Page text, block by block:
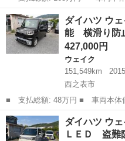
名： ダイハツ ■ 車種名： ウ
ＶＳ ＳＡＩＩＩ 純正８インチ
ー・ＬＥＤヘ...
鹿児島 鹿児島市 ウェイク
ダイハツ ウ
能 横滑り防
427,000円
ウェイク
151,549km
西之表市
■ 支払総額: 48万円 ■ 車両本体価格： 427,000 円 ■ メーカー
名： ダイハツ ■ 車種名： ウ
Ａ ＤＶＤ再生可能 横滑り防止
付 キーレスエント...
鹿児島 西之表市 ウェイク
ダイハツ ウ
ＬＥＤ 盗